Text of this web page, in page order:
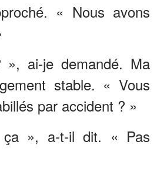
« Nous avons
ai-je demandé. Ma
stable. « Vous
par accident ? »
», a-t-il dit. « Pas